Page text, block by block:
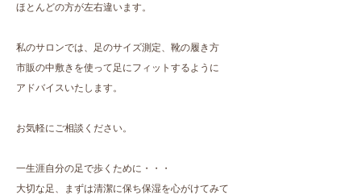
ほとんどの方が左右違います。
私のサロンでは、足のサイズ測定、靴の履き方
市販の中敷きを使って足にフィットするように
アドバイスいたします。
お気軽にご相談ください。
一生涯自分の足で歩くために・・・
大切な足、まずは清潔に保ち保湿を心がけてみて